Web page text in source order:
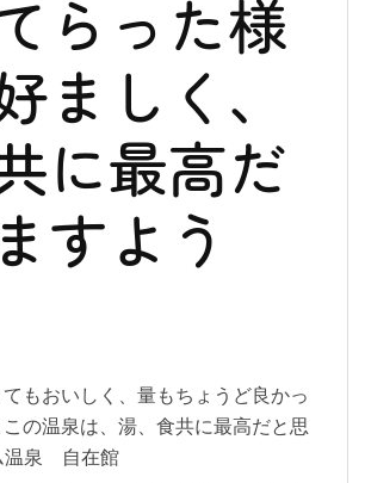
らった様
しく、
に最高だ
すよう